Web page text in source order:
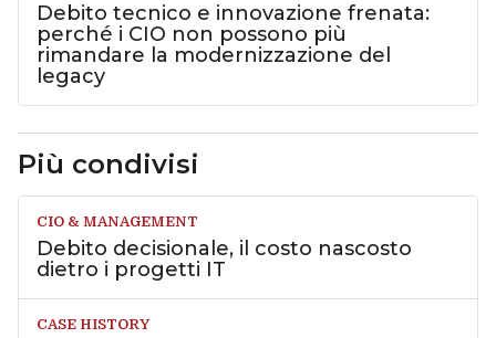
Debito tecnico e innovazione frenata:
perché i CIO non possono più
rimandare la modernizzazione del
legacy
Più condivisi
CIO & MANAGEMENT
Debito decisionale, il costo nascosto
dietro i progetti IT
CASE HISTORY